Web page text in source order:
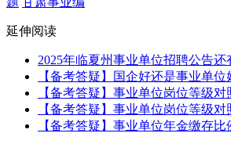
延伸阅读
2025年临夏州事业单位招聘公告还
【备考答疑】国企好还是事业单位
【备考答疑】事业单位岗位等级对
【备考答疑】事业单位岗位等级
【备考答疑】事业单位年金缴存比